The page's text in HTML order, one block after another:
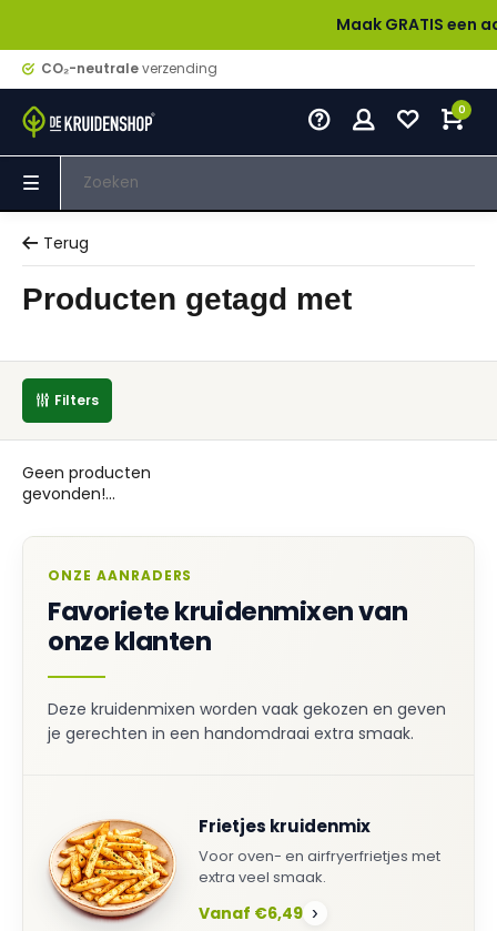
Maak GRATIS een
CO₂-neutraleverzending
0
Terug
Producten getagd met
Filters
Geen producten
gevonden!...
ONZE AANRADERS
Favoriete kruidenmixen van
onze klanten
Deze kruidenmixen worden vaak gekozen en geven
je gerechten in een handomdraai extra smaak.
Frietjes kruidenmix
Voor oven- en airfryerfrietjes met
extra veel smaak.
Vanaf €6,49 ›